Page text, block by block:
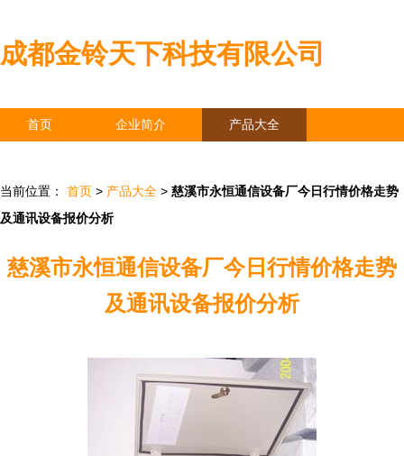
成都金铃天下科技有限公司
首页 企业简介 产品大全
当前位置： 首页 > 产品大全 > 慈溪市永恒通信设备厂今日行情价格走势
及通讯设备报价分析
慈溪市永恒通信设备厂今日行情价格走势
及通讯设备报价分析